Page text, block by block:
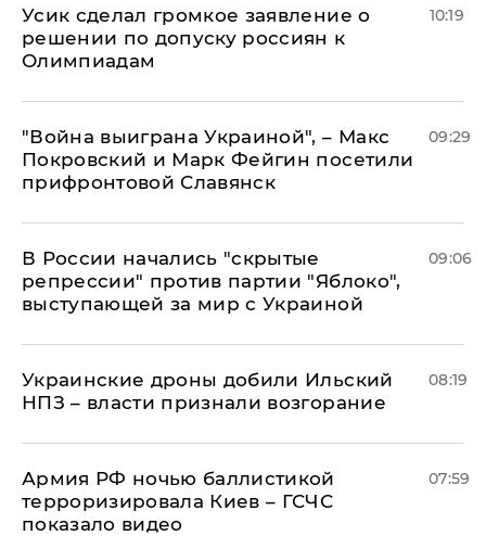
Усик сделал громкое заявление о
решении по допуску россиян к
Олимпиадам
10:19
"Война выиграна Украиной", – Макс
Покровский и Марк Фейгин посетили
прифронтовой Славянск
09:29
В России начались "скрытые
репрессии" против партии "Яблоко",
выступающей за мир с Украиной
09:06
Украинские дроны добили Ильский
НПЗ – власти признали возгорание
08:19
Армия РФ ночью баллистикой
терроризировала Киев – ГСЧС
показало видео
07:59